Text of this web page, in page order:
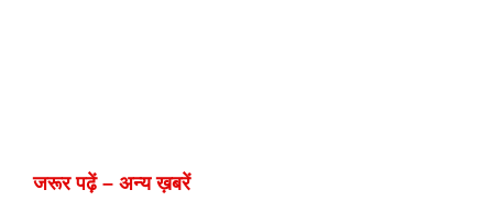
जरूर पढ़ें – अन्य ख़बरें